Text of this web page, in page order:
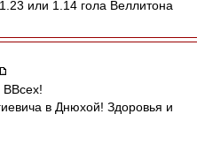
или 1.14 гола Веллитона
ВВсех!
в Днюхой! Здоровья и